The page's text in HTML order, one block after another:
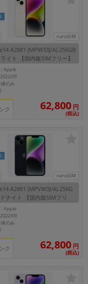
nanoSIM
A2881 (MPW33J/A) 256GB
イト 【国内版SIMフリー】
Apple
09
のみ
ク 62,800 円
(税込)
nanoSIM
A2881 (MPVW3J/A) 256G
ナイト 【国内版SIMフリ
Apple
09
のみ
ク 62,800 円
(税込)
円
月 から
月 まで